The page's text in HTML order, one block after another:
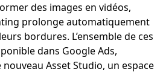
des images en vidéos,
prolonge automatiquement
bordures. L’ensemble de ces
dans Google Ads,
Asset Studio, un espace